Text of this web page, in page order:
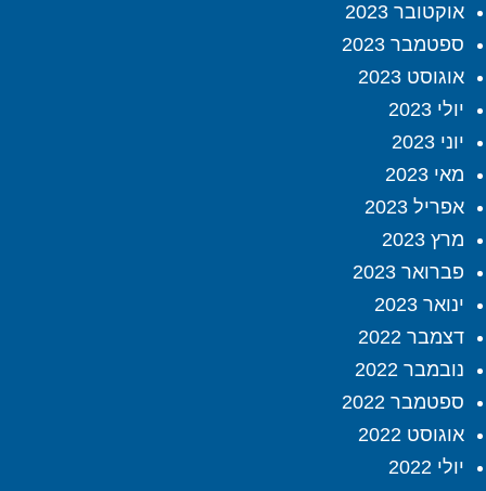
אוקטובר 2023
ספטמבר 2023
אוגוסט 2023
יולי 2023
יוני 2023
מאי 2023
אפריל 2023
מרץ 2023
פברואר 2023
ינואר 2023
דצמבר 2022
נובמבר 2022
ספטמבר 2022
אוגוסט 2022
יולי 2022